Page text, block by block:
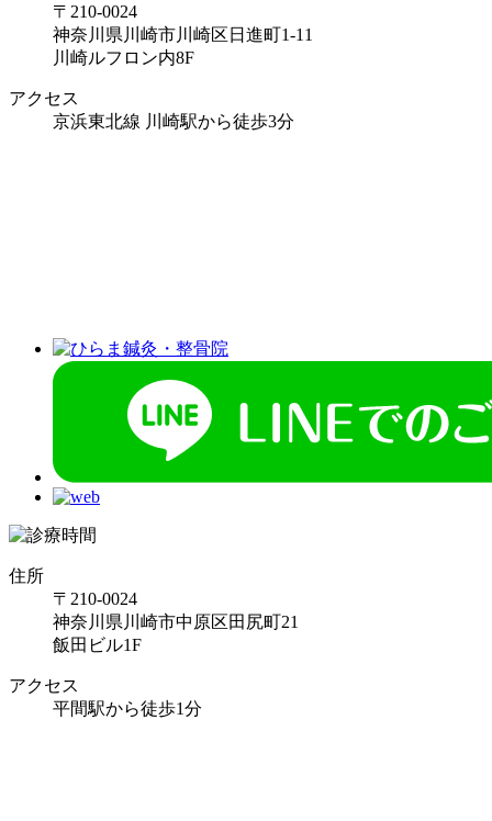
〒210-0024
神奈川県川崎市川崎区日進町1-11
川崎ルフロン内8F
アクセス
京浜東北線 川崎駅から徒歩3分
住所
〒210-0024
神奈川県川崎市中原区田尻町21
飯田ビル1F
アクセス
平間駅から徒歩1分